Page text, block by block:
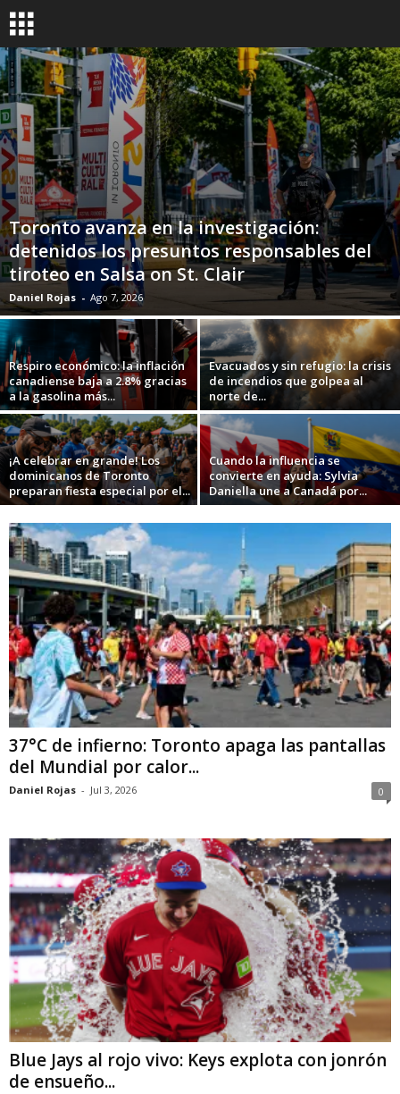
Toronto avanza en la investigación:
detenidos los presuntos responsables del
tiroteo en Salsa on St. Clair
Daniel Rojas - Ago 7, 2026
Respiro económico: la inflación
canadiense baja a 2.8% gracias
a la gasolina más...
Evacuados y sin refugio: la crisis
de incendios que golpea al
norte de...
¡A celebrar en grande! Los
dominicanos de Toronto
preparan fiesta especial por el...
Cuando la influencia se
convierte en ayuda: Sylvia
Daniella une a Canadá por...
37°C de infierno: Toronto apaga las pantallas
del Mundial por calor...
Daniel Rojas - Jul 3, 2026 0
Blue Jays al rojo vivo: Keys explota con jonrón
de ensueño...